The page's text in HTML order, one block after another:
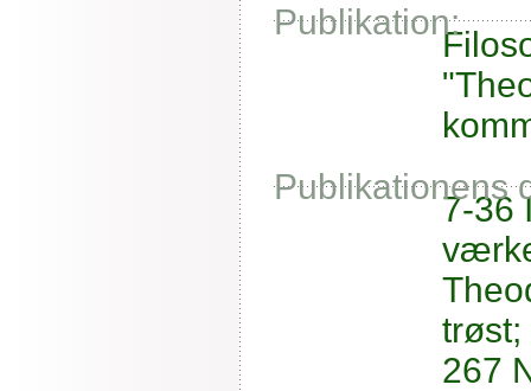
Publikation:
Publikationens
7-36
trøst;
267